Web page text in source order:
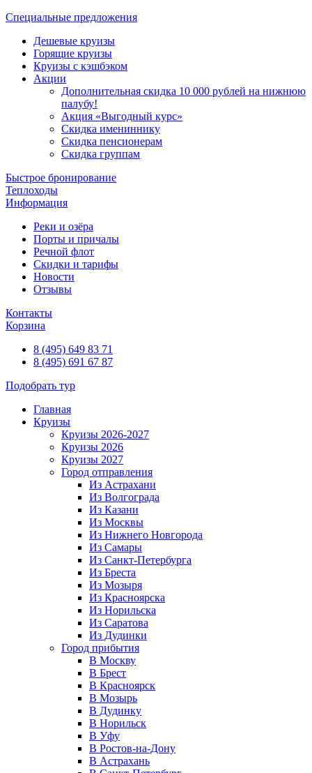
Специальные предложения
Дешевые круизы
Горящие круизы
Круизы с кэшбэком
Акции
Дополнительная скидка 10 000 рублей на нижнюю
палубу!
Акция «Выгодный курс»
Скидка имениннику
Скидка пенсионерам
Скидка группам
Быстрое бронирование
Теплоходы
Информация
Реки и озёра
Порты и причалы
Речной флот
Скидки и тарифы
Новости
Отзывы
Контакты
Корзина
8 (495) 649 83 71
8 (495) 691 67 87
Подобрать тур
Главная
Круизы
Круизы 2026-2027
Круизы 2026
Круизы 2027
Город отправления
Из Астрахани
Из Волгограда
Из Казани
Из Москвы
Из Нижнего Новгорода
Из Самары
Из Санкт-Петербурга
Из Бреста
Из Мозыря
Из Красноярска
Из Норильска
Из Саратова
Из Дудинки
Город прибытия
В Москву
В Брест
В Красноярск
В Мозырь
В Дудинку
В Норильск
В Уфу
В Ростов-на-Дону
В Астрахань